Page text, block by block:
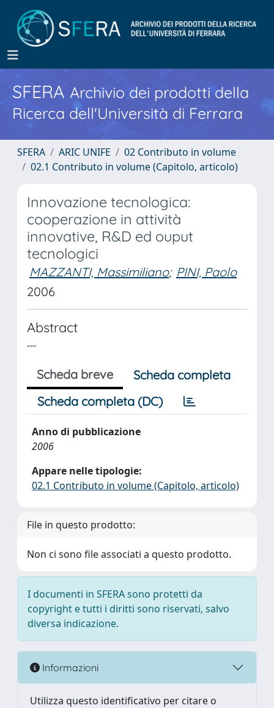
SFERA Archivio dei prodotti della
Ricerca dell'Università di Ferrara
SFERA ARIC UNIFE
02 Contributo in volume
02.1 Contributo in volume (Capitolo, articolo)
Innovazione tecnologica:
cooperazione in attività
innovative, R&D ed ouput
tecnologici
MAZZANTI, Massimiliano; PINI, Paolo
2006
Abstract
---
Scheda breve
Scheda completa
Scheda completa (DC)
Anno di pubblicazione
2006
Appare nelle tipologie:
02.1 Contributo in volume (Capitolo, articolo)
File in questo prodotto:
Non ci sono file associati a questo prodotto.
I documenti in SFERA sono protetti da
copyright e tutti i diritti sono riservati, salvo
diversa indicazione.
Informazioni
Utilizza questo identificativo per citare o